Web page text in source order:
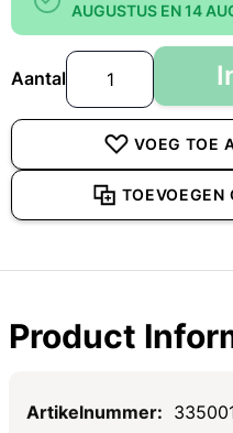
AUGUSTUS EN 14
Aantal
VOEG TOE
TOEVOEGEN
Product
Specificaties